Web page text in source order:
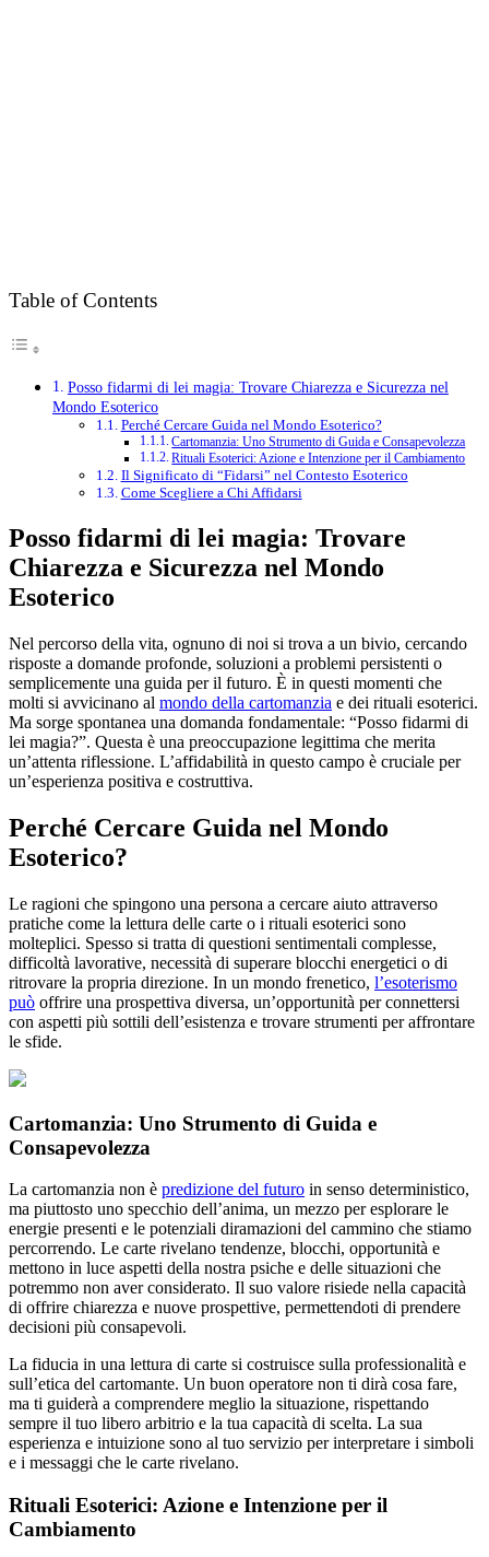
Table of Contents
Posso fidarmi di lei magia: Trovare Chiarezza e Sicurezza nel
Mondo Esoterico
Perché Cercare Guida nel Mondo Esoterico?
Cartomanzia: Uno Strumento di Guida e Consapevolezza
Rituali Esoterici: Azione e Intenzione per il Cambiamento
Il Significato di “Fidarsi” nel Contesto Esoterico
Come Scegliere a Chi Affidarsi
Posso fidarmi di lei magia: Trovare
Chiarezza e Sicurezza nel Mondo
Esoterico
Nel percorso della vita, ognuno di noi si trova a un bivio, cercando
risposte a domande profonde, soluzioni a problemi persistenti o
semplicemente una guida per il futuro. È in questi momenti che
molti si avvicinano al mondo della cartomanzia e dei rituali esoterici.
Ma sorge spontanea una domanda fondamentale: “Posso fidarmi di
lei magia?”. Questa è una preoccupazione legittima che merita
un’attenta riflessione. L’affidabilità in questo campo è cruciale per
un’esperienza positiva e costruttiva.
Perché Cercare Guida nel Mondo
Esoterico?
Le ragioni che spingono una persona a cercare aiuto attraverso
pratiche come la lettura delle carte o i rituali esoterici sono
molteplici. Spesso si tratta di questioni sentimentali complesse,
difficoltà lavorative, necessità di superare blocchi energetici o di
ritrovare la propria direzione. In un mondo frenetico, l’esoterismo
può offrire una prospettiva diversa, un’opportunità per connettersi
con aspetti più sottili dell’esistenza e trovare strumenti per affrontare
le sfide.
Cartomanzia: Uno Strumento di Guida e
Consapevolezza
La cartomanzia non è predizione del futuro in senso deterministico,
ma piuttosto uno specchio dell’anima, un mezzo per esplorare le
energie presenti e le potenziali diramazioni del cammino che stiamo
percorrendo. Le carte rivelano tendenze, blocchi, opportunità e
mettono in luce aspetti della nostra psiche e delle situazioni che
potremmo non aver considerato. Il suo valore risiede nella capacità
di offrire chiarezza e nuove prospettive, permettendoti di prendere
decisioni più consapevoli.
La fiducia in una lettura di carte si costruisce sulla professionalità e
sull’etica del cartomante. Un buon operatore non ti dirà cosa fare,
ma ti guiderà a comprendere meglio la situazione, rispettando
sempre il tuo libero arbitrio e la tua capacità di scelta. La sua
esperienza e intuizione sono al tuo servizio per interpretare i simboli
e i messaggi che le carte rivelano.
Rituali Esoterici: Azione e Intenzione per il
Cambiamento